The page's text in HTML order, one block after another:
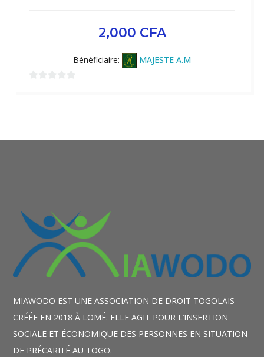
2,000 CFA
Bénéficiaire: MAJESTE A.M
MIAWODO EST UNE ASSOCIATION DE DROIT TOGOLAIS
CRÉÉE EN 2018 À LOMÉ. ELLE AGIT POUR L’INSERTION
SOCIALE ET ÉCONOMIQUE DES PERSONNES EN SITUATION
DE PRÉCARITÉ AU TOGO.